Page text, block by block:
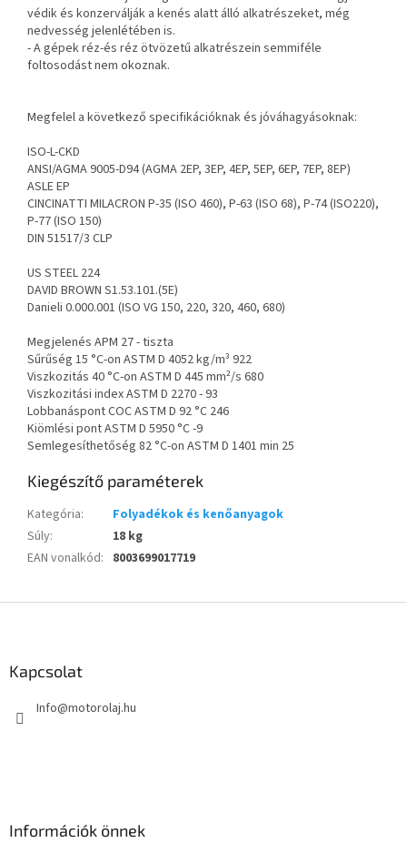
védik és konzerválják a kenés alatt álló alkatrészeket, még
nedvesség jelenlétében is.
- A gépek réz-és réz ötvözetű alkatrészein semmiféle
foltosodást nem okoznak.
Megfelel a következő specifikációknak és jóváhagyásoknak:
ISO-L-CKD
ANSI/AGMA 9005-D94 (AGMA 2EP, 3EP, 4EP, 5EP, 6EP, 7EP, 8EP)
ASLE EP
CINCINATTI MILACRON P-35 (ISO 460), P-63 (ISO 68), P-74 (ISO220),
P-77 (ISO 150)
DIN 51517/3 CLP
US STEEL 224
DAVID BROWN S1.53.101.(5E)
Danieli 0.000.001 (ISO VG 150, 220, 320, 460, 680)
Megjelenés APM 27 - tiszta
Sűrűség 15 °C-on ASTM D 4052 kg/m³ 922
Viszkozitás 40 °C-on ASTM D 445 mm²/s 680
Viszkozitási index ASTM D 2270 - 93
Lobbanáspont COC ASTM D 92 °C 246
Kiömlési pont ASTM D 5950 °C -9
Semlegesíthetőség 82 °C-on ASTM D 1401 min 25
Kiegészítő paraméterek
Kategória:
Folyadékok és kenőanyagok
Súly:
18 kg
EAN vonalkód: 8003699017719
Kapcsolat
Info@motorolaj.hu
Információk önnek